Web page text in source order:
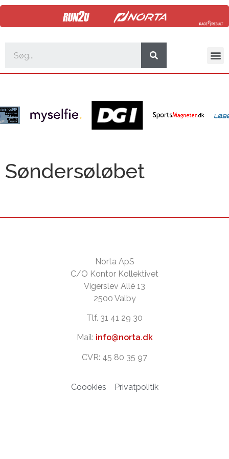
Søndersøløbet
Norta ApS
C/O Kontor Kollektivet
Vigerslev Allé 13
2500 Valby
Tlf. 31 41 29 30
Mail: info@norta.dk
CVR: 45 80 35 97
Coookies Privatpolitik